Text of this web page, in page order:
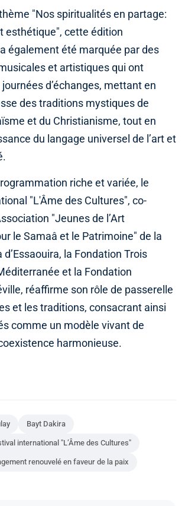
"Nos spiritualités en partage:
esthétique", cette édition
également été marquée par des
et artistiques qui ont
d’échanges, mettant en
des traditions mystiques de
et du Christianisme, tout en
du langage universel de l’art et
riche et variée, le
"L'Âme des Cultures", co-
"Jeunes de l’Art
le Samaâ et le Patrimoine" de la
d’Essaouira, la Fondation Trois
et la Fondation
réaffirme son rôle de passerelle
et les traditions, consacrant ainsi
comme un modèle vivant de
harmonieuse.
Bayt Dakira
international "L’Âme des Cultures"
renouvelé en faveur de la paix